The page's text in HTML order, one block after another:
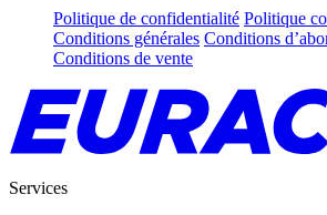
Politique de confidentialité Politique
Conditions générales Conditions
Conditions de vente
Services